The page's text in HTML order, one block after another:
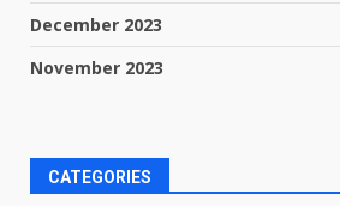
December 2023
November 2023
CATEGORIES